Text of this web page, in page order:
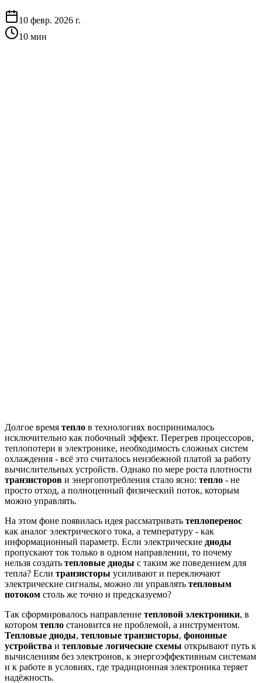
10 февр. 2026 г.
10 мин
Долгое время тепло в технологиях воспринималось
исключительно как побочный эффект. Перегрев процессоров,
теплопотери в электронике, необходимость сложных систем
охлаждения - всё это считалось неизбежной платой за работу
вычислительных устройств. Однако по мере роста плотности
транзисторов и энергопотребления стало ясно: тепло - не
просто отход, а полноценный физический поток, которым
можно управлять.
На этом фоне появилась идея рассматривать теплоперенос
как аналог электрического тока, а температуру - как
информационный параметр. Если электрические диоды
пропускают ток только в одном направлении, то почему
нельзя создать тепловые диоды с таким же поведением для
тепла? Если транзисторы усиливают и переключают
электрические сигналы, можно ли управлять тепловым
потоком столь же точно и предсказуемо?
Так сформировалось направление тепловой электроники, в
котором тепло становится не проблемой, а инструментом.
Тепловые диоды, тепловые транзисторы, фононные
устройства и тепловые логические схемы открывают путь к
вычислениям без электронов, к энергоэффективным системам
и к работе в условиях, где традиционная электроника теряет
надёжность.